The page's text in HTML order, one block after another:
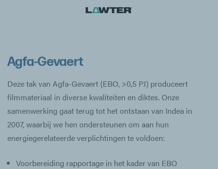
Agfa-Gevaert
Deze tak van Agfa-Gevaert (EBO, >0,5 PJ) produceert
filmmateriaal in diverse kwaliteiten en diktes. Onze
samenwerking gaat terug tot het ontstaan van Indea in
2007, waarbij we hen ondersteunen om aan hun
energiegerelateerde verplichtingen te voldoen:
Voorbereiding rapportage in het kader van EBO